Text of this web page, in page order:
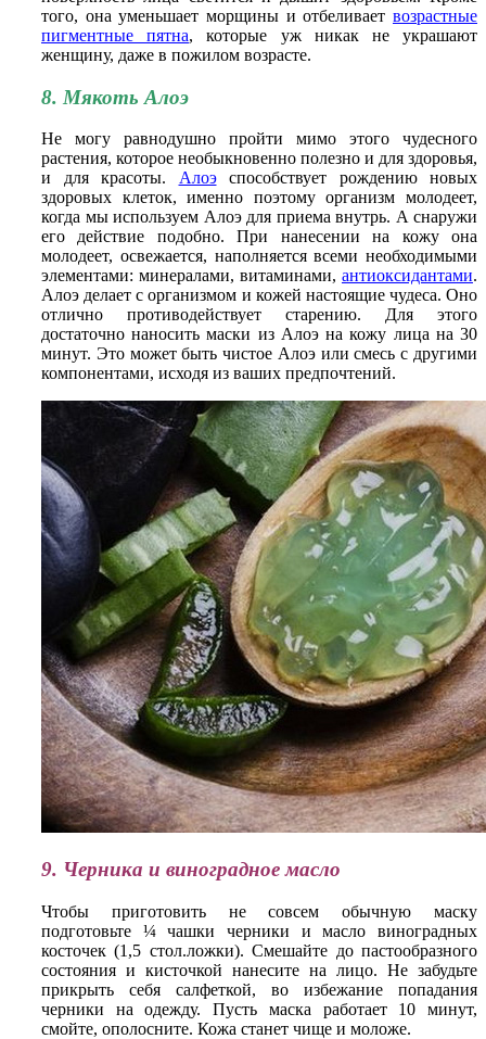
того, она уменьшает морщины и отбеливает возрастные
пигментные пятна, которые уж никак не украшают
женщину, даже в пожилом возрасте.
8. Мякоть Алоэ
Не могу равнодушно пройти мимо этого чудесного
растения, которое необыкновенно полезно и для здоровья,
и для красоты. Алоэ
способствует рождению новых
здоровых клеток, именно поэтому организм молодеет,
когда мы используем Алоэ для приема внутрь. А снаружи
его действие подобно. При нанесении на кожу она
молодеет, освежается, наполняется всеми необходимыми
элементами: минералами, витаминами, антиоксидантами.
Алоэ делает с организмом и кожей настоящие чудеса. Оно
отлично противодействует старению. Для этого
достаточно наносить маски из Алоэ на кожу лица на 30
минут. Это может быть чистое Алоэ или смесь с другими
компонентами, исходя из ваших предпочтений.
9. Черника и виноградное масло
Чтобы приготовить не совсем обычную маску
подготовьте ¼ чашки черники и масло виноградных
косточек (1,5 стол.ложки). Смешайте до пастообразного
состояния и кисточкой нанесите на лицо. Не забудьте
прикрыть себя салфеткой, во избежание попадания
черники на одежду. Пусть маска работает 10 минут,
смойте, ополосните. Кожа станет чище и моложе.